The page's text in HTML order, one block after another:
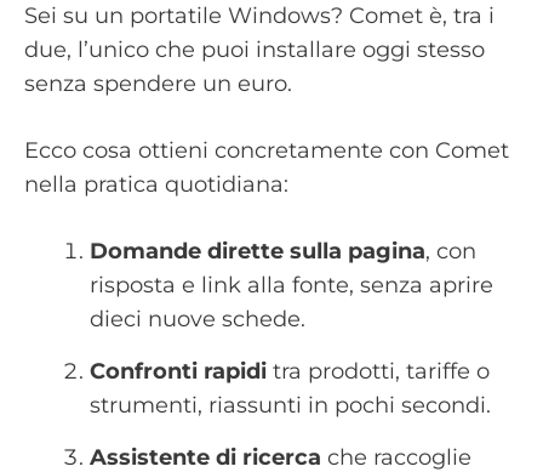
Sei su un portatile Windows? Comet è, tra i
due, l’unico che puoi installare oggi stesso
senza spendere un euro.
Ecco cosa ottieni concretamente con Comet
nella pratica quotidiana:
Domande dirette sulla pagina, con
risposta e link alla fonte, senza aprire
dieci nuove schede.
Confronti rapidi tra prodotti, tariffe o
strumenti, riassunti in pochi secondi.
Assistente di ricerca che raccoglie